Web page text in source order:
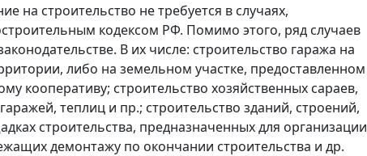
на строительство не требуется в случаях,
кодексом РФ. Помимо этого, ряд случаев
В их числе: строительство гаража на
либо на земельном участке, предоставленном
кооперативу; строительство хозяйственных сараев,
теплиц и пр.; строительство зданий, строений,
строительства, предназначенных для организации
демонтажу по окончании строительства и др.